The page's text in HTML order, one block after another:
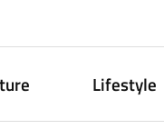
Lifestyle